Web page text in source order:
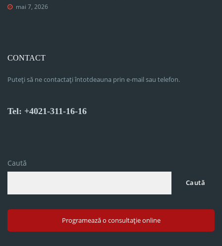
mai 7, 2026
CONTACT
Puteți să ne contactați întotdeauna prin e-mail sau telefon.
Tel: +4021-311-16-16
Caută
Caută
Programează o consultație online